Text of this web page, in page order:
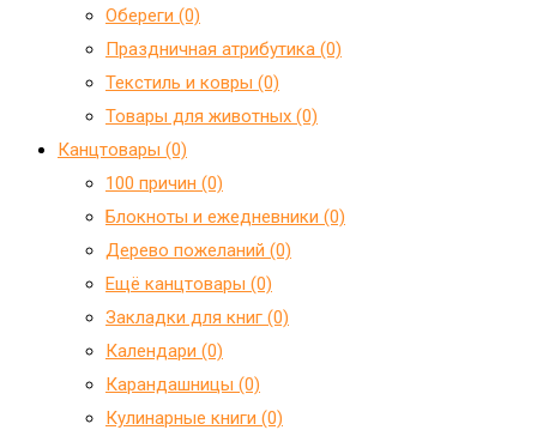
Обереги (0)
Праздничная атрибутика (0)
Текстиль и ковры (0)
Товары для животных (0)
Канцтовары (0)
100 причин (0)
Блокноты и ежедневники (0)
Дерево пожеланий (0)
Ещё канцтовары (0)
Закладки для книг (0)
Календари (0)
Карандашницы (0)
Кулинарные книги (0)